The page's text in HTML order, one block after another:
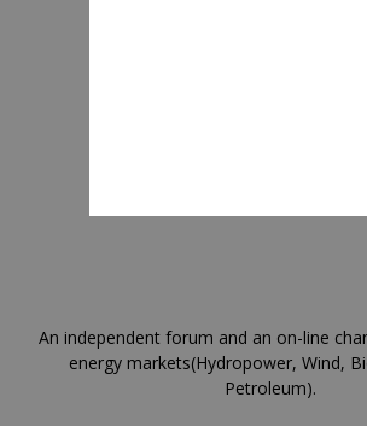
An independent forum and an on-line
energy markets(Hydropower, Wind,
Petroleum).